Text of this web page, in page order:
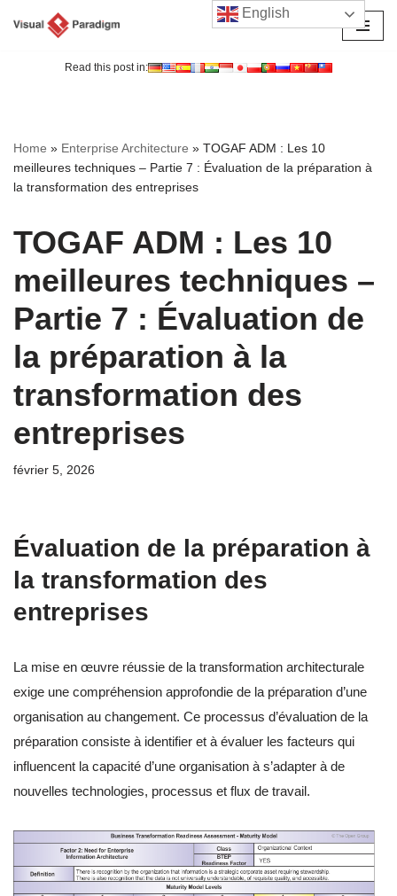
Read this post in:
Home » Enterprise Architecture » TOGAF ADM : Les 10
meilleures techniques – Partie 7 : Évaluation de la préparation à
la transformation des entreprises
TOGAF ADM : Les 10
meilleures techniques –
Partie 7 : Évaluation de
la préparation à la
transformation des
entreprises
février 5, 2026
Évaluation de la préparation à
la transformation des
entreprises
La mise en œuvre réussie de la transformation architecturale
exige une compréhension approfondie de la préparation d’une
organisation au changement. Ce processus d’évaluation de la
préparation consiste à identifier et à évaluer les facteurs qui
influencent la capacité d’une organisation à s’adapter à de
nouvelles technologies, processus et flux de travail.
English